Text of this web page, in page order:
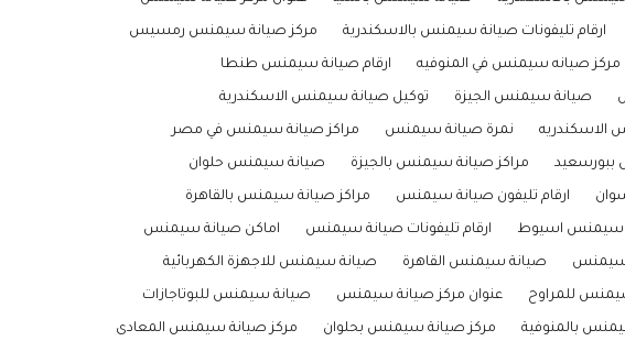
ارقام تليفونات صيانة سيمنس بالاسكندرية مركز صيانة سيمنس رمسيس
مركز صيانه سيمنس في المنوفيه ارقام صيانة سيمنس طنطا
صيانة سيمنس الجيزة توكيل صيانة سيمنس الاسكندرية
الاسكندريه نمرة صيانة سيمنس مراكز صيانة سيمنس في مصر
مراكز صيانة سيمنس بالجيزة صيانة سيمنس حلوان
ارقام تليفون صيانة سيمنس مراكز صيانة سيمنس بالقاهرة
سيمنس اسيوط ارقام تليفونات صيانة سيمنس اماكن صيانة سيمنس
سيمنس صيانة سيمنس القاهرة صيانة سيمنس للاجهزة الكهربائية
للمراوح عنوان مركز صيانة سيمنس صيانة سيمنس للبوتاجازات
بالمنوفية مركز صيانة سيمنس بحلوان مركز صيانة سيمنس المعادى